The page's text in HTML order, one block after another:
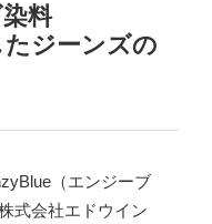
料
たジーンズの
（エンジーブ
式会社エドウイン